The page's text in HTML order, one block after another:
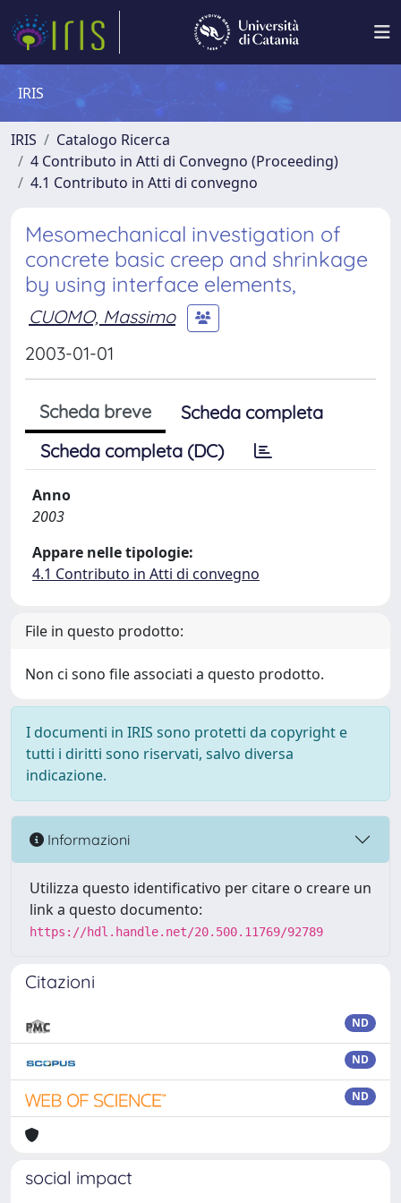
IRIS
IRIS
Catalogo Ricerca
4 Contributo in Atti di Convegno (Proceeding)
4.1 Contributo in Atti di convegno
Mesomechanical investigation of
concrete basic creep and shrinkage
by using interface elements,
CUOMO, Massimo
2003-01-01
Scheda breve
Scheda completa
Scheda completa (DC)
Anno
2003
Appare nelle tipologie:
4.1 Contributo in Atti di convegno
File in questo prodotto:
Non ci sono file associati a questo prodotto.
I documenti in IRIS sono protetti da copyright e
tutti i diritti sono riservati, salvo diversa
indicazione.
Informazioni
Utilizza questo identificativo per citare o creare un
link a questo documento:
https://hdl.handle.net/20.500.11769/92789
Citazioni
ND
ND
ND
social impact